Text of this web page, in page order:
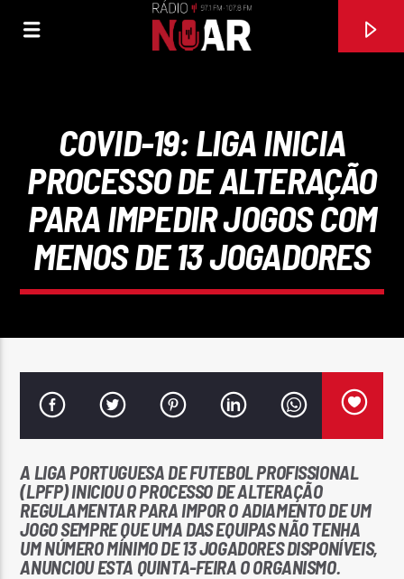
FAIXA ATUAL
97.1FM E 107.8 FM
RÁDIO NOAR
Rádio No ar
COVID-19: LIGA INICIA
PROCESSO DE ALTERAÇÃO
PARA IMPEDIR JOGOS COM
MENOS DE 13 JOGADORES
A LIGA PORTUGUESA DE FUTEBOL PROFISSIONAL
(LPFP) INICIOU O PROCESSO DE ALTERAÇÃO
REGULAMENTAR PARA IMPOR O ADIAMENTO DE UM
JOGO SEMPRE QUE UMA DAS EQUIPAS NÃO TENHA
UM NÚMERO MÍNIMO DE 13 JOGADORES DISPONÍVEIS,
ANUNCIOU ESTA QUINTA-FEIRA O ORGANISMO.